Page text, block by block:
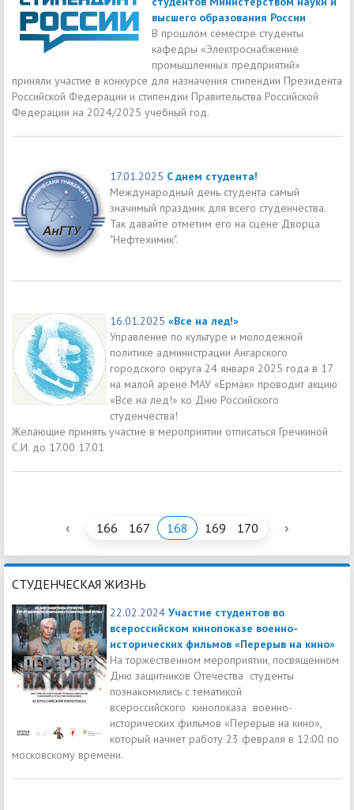
высшего образования России
В прошлом семестре студенты
кафедры «Электроснабжение
промышленных предприятий»
приняли участие в конкурсе для назначения стипендии Президента
Российской Федерации и стипендии Правительства Российской
Федерации на 2024/2025 учебный год.
17.01.2025 C днем студента!
Международный день студента самый
значимый праздник для всего студенчества.
Так давайте отметим его на сцене Дворца
"Нефтехимик".
16.01.2025 «Все на лед!»
Управление по культуре и молодежной
политике администрации Ангарского
городского округа 24 января 2025 года в 17
на малой арене МАУ «Ермак» проводит акцию
«Все на лед!» ко Дню Российского
студенчества!
Желающие принять участие в мероприятии отписаться Гречкиной
С.И. до 17.00 17.01
‹ 166 167 168 169 170 ›
СТУДЕНЧЕСКАЯ ЖИЗНЬ
22.02.2024 Участие студентов во
всероссийском кинопоказе военно-
исторических фильмов «Перерыв на кино»
На торжественном мероприятии, посвященном
Дню защитников Отечества студенты
познакомились с тематикой
всероссийского кинопоказа военно-
исторических фильмов «Перерыв на кино»,
который начнет работу 23 февраля в 12:00 по
московскому времени.